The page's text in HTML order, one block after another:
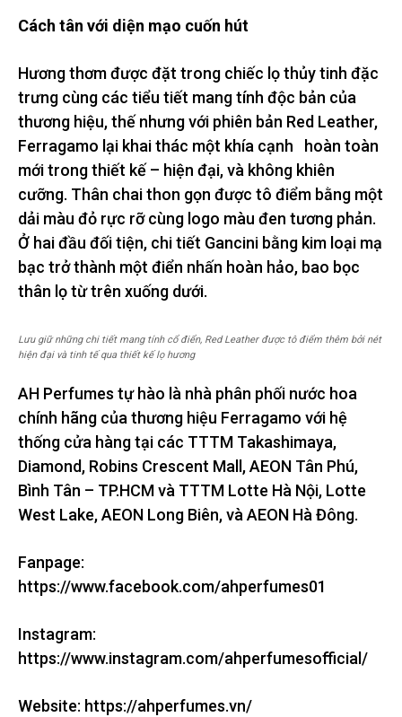
Cách tân với diện mạo cuốn hút
Hương thơm được đặt trong chiếc lọ thủy tinh đặc
trưng cùng các tiểu tiết mang tính độc bản của
thương hiệu, thế nhưng với phiên bản Red Leather,
Ferragamo lại khai thác một khía cạnh hoàn toàn
mới trong thiết kế – hiện đại, và không khiên
cưỡng. Thân chai thon gọn được tô điểm bằng một
dải màu đỏ rực rỡ cùng logo màu đen tương phản.
Ở hai đầu đối tiện, chi tiết Gancini bằng kim loại mạ
bạc trở thành một điển nhấn hoàn hảo, bao bọc
thân lọ từ trên xuống dưới.
Lưu giữ những chi tiết mang tính cổ điển, Red Leather được tô điểm thêm bởi nét
hiện đại và tinh tế qua thiết kế lọ hương
AH Perfumes tự hào là nhà phân phối nước hoa
chính hãng của thương hiệu Ferragamo với hệ
thống cửa hàng tại các TTTM Takashimaya,
Diamond, Robins Crescent Mall, AEON Tân Phú,
Bình Tân – TP.HCM và TTTM Lotte Hà Nội, Lotte
West Lake, AEON Long Biên, và AEON Hà Đông.
Fanpage:
https://www.facebook.com/ahperfumes01
Instagram:
https://www.instagram.com/ahperfumesofficial/
Website: https://ahperfumes.vn/